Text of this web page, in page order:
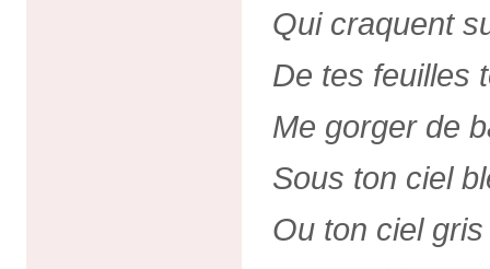
Qui craquent
De tes feuilles
Me gorger de
Sous ton ciel
Ou ton ciel gris